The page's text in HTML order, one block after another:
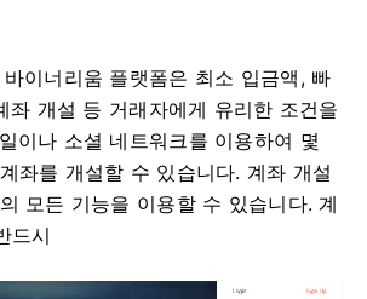
이너리움 플랫폼은 최소 입금액, 빠
좌 개설 등 거래자에게 유리한 조건을
이나 소셜 네트워크를 이용하여 몇
좌를 개설할 수 있습니다. 계좌 개설
모든 기능을 이용할 수 있습니다. 계
드시